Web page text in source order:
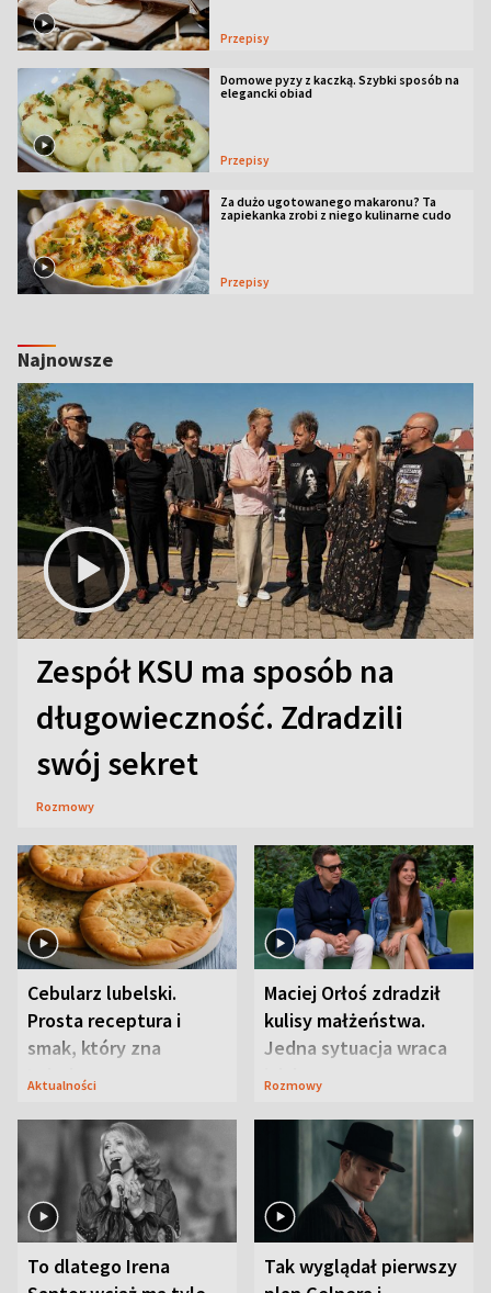
Przepisy
Domowe pyzy z kaczką. Szybki sposób na
elegancki obiad
Przepisy
Za dużo ugotowanego makaronu? Ta
zapiekanka zrobi z niego kulinarne cudo
Przepisy
Najnowsze
Zespół KSU ma sposób na
długowieczność. Zdradzili
swój sekret
Rozmowy
Cebularz lubelski.
Prosta receptura i
smak, który zna
Lubelszczyzna
Aktualności
Maciej Orłoś zdradził
kulisy małżeństwa.
Jedna sytuacja wraca
jak bumerang
Rozmowy
To dlatego Irena
Tak wyglądał pierwszy